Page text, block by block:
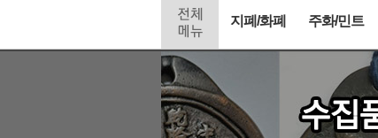
지폐/화폐 주화/민트